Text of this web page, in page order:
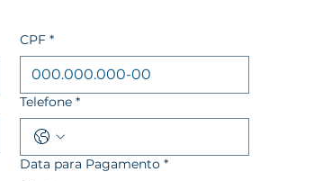
CPF *
Telefone *
Data para Pagamento *